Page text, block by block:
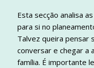
Esta secção analisa
para si no
Talvez queira pensar
conversar e chegar a
família. É importante